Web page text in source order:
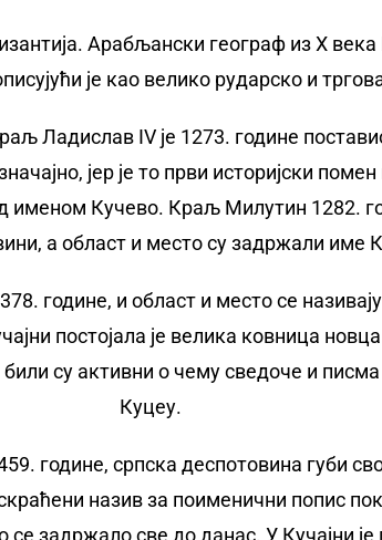
Арабљански географ из X
је као велико рударско и
Ладислав IV је 1273. године
јер је то први историјски
Кучево. Краљ Милутин 1282.
а област и место су задржали име
године, и област и место се
постојала је велика ковница
су активни о чему сведоче и
Куцеу.
године, српска деспотовина губи
назив за поименични попис
задржало све до данас. У Кучајни је